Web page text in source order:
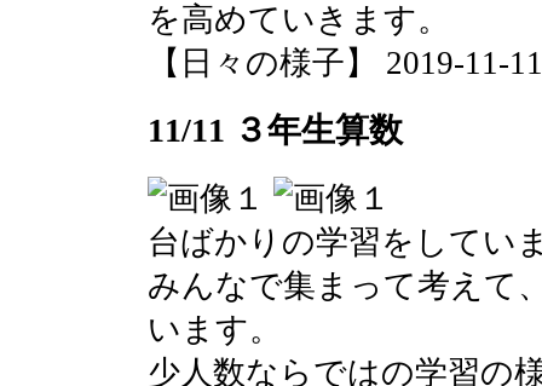
を高めていきます。
【日々の様子】 2019-11-
11/11 ３年生算数
台ばかりの学習をしてい
みんなで集まって考えて
います。
少人数ならではの学習の